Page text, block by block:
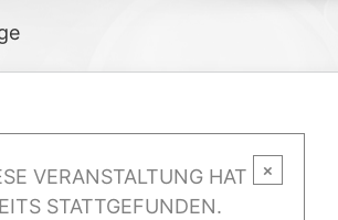
VERANSTALTUNG HAT
STATTGEFUNDEN.
×